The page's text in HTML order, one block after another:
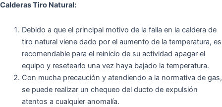
Calderas Tiro Natural:
Debido a que el principal motivo de la falla en la caldera de
tiro natural viene dado por el aumento de la temperatura, es
recomendable para el reinicio de su actividad apagar el
equipo y resetearlo una vez haya bajado la temperatura.
Con mucha precaución y atendiendo a la normativa de gas,
se puede realizar un chequeo del ducto de expulsión
atentos a cualquier anomalía.